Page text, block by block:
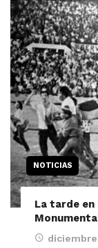
NOTICIAS
La tarde en